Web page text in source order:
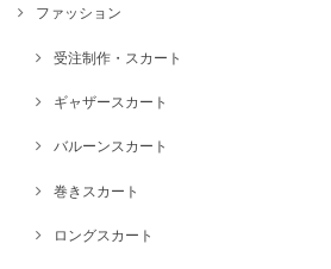
ファッション
受注制作・スカート
ギャザースカート
バルーンスカート
巻きスカート
ロングスカート